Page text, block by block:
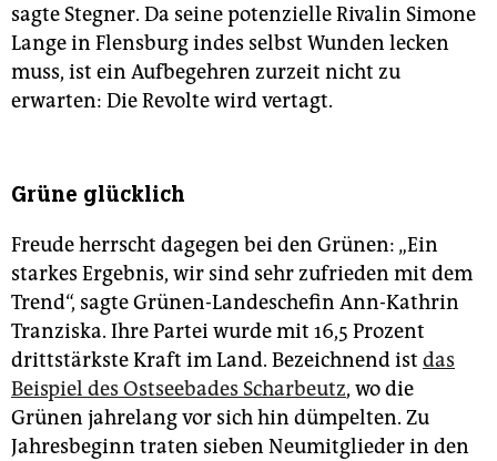
sagte Stegner. Da seine potenzielle Rivalin Simone
Lange in Flensburg indes selbst Wunden lecken
muss, ist ein Aufbegehren zurzeit nicht zu
erwarten: Die Revolte wird vertagt.
Grüne glücklich
Freude herrscht dagegen bei den Grünen: „Ein
starkes Ergebnis, wir sind sehr zufrieden mit dem
Trend“, sagte Grünen-Landeschefin Ann-Kathrin
Tranziska. Ihre Partei wurde mit 16,5 Prozent
drittstärkste Kraft im Land. Bezeichnend ist das
Beispiel des Ostseebades Scharbeutz, wo die
Grünen jahrelang vor sich hin dümpelten. Zu
Jahresbeginn traten sieben Neumitglieder in den